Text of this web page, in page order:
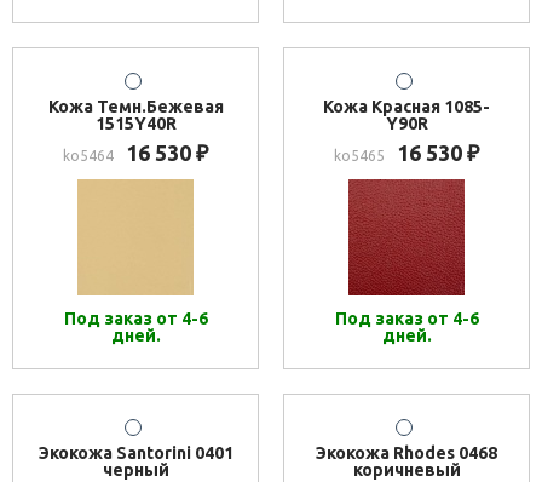
Кожа Темн.Бежевая
1515Y40R
ko5464 16 530 ₽
Под заказ от 4-6
дней.
Кожа Красная 1085-
Y90R
ko5465 16 530 ₽
Под заказ от 4-6
дней.
Экокожа Santorini 0401
черный
Экокожа Rhodes 0468
коричневый